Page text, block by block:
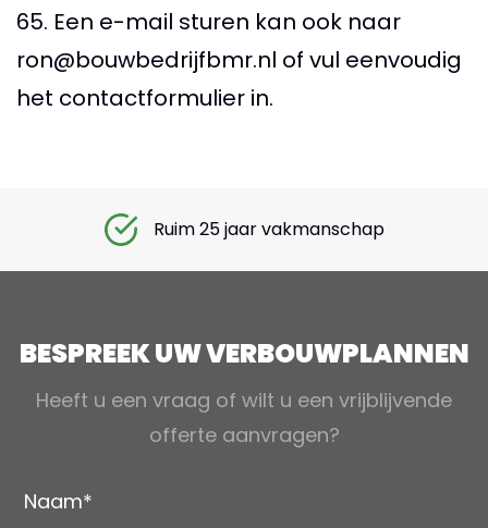
65. Een e-mail sturen kan ook naar
ron@bouwbedrijfbmr.nl of vul eenvoudig
het contactformulier in.
Ruim 25 jaar vakmanschap
BESPREEK UW VERBOUWPLANNEN
Heeft u een vraag of wilt u een vrijblijvende
offerte aanvragen?